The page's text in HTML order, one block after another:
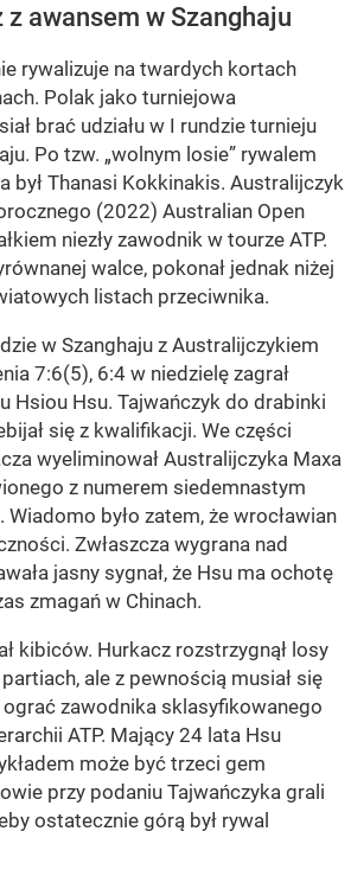
awansem w Szanghaju
rywalizuje na twardych kortach
Polak jako turniejowa
brać udziału w I rundzie turnieju
Po tzw. „wolnym losie” rywalem
był Thanasi Kokkinakis. Australijczyk
(2022) Australian Open
niezły zawodnik w tourze ATP.
walce, pokonał jednak niżej
listach przeciwnika.
w Szanghaju z Australijczykiem
7:6(5), 6:4 w niedzielę zagrał
Hsiou Hsu. Tajwańczyk do drabinki
się z kwalifikacji. We części
wyeliminował Australijczyka Maxa
z numerem siedemnastym
było zatem, że wrocławian
Zwłaszcza wygrana nad
jasny sygnał, że Hsu ma ochotę
zmagań w Chinach.
kibiców. Hurkacz rozstrzygnął losy
ale z pewnością musiał się
zawodnika sklasyfikowanego
ATP. Mający 24 lata Hsu
może być trzeci gem
przy podaniu Tajwańczyka grali
ostatecznie górą był rywal